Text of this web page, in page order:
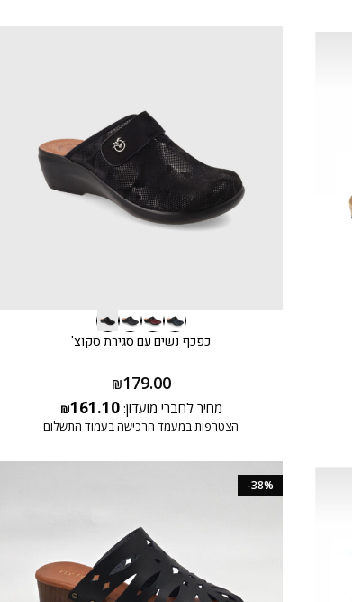
כפכף נשים עם סגירת סקוצ'
₪179.00
מחיר לחברי מועדון: ₪161.10
הצטרפות במעמד הרכישה בעמוד התשלום
-38%